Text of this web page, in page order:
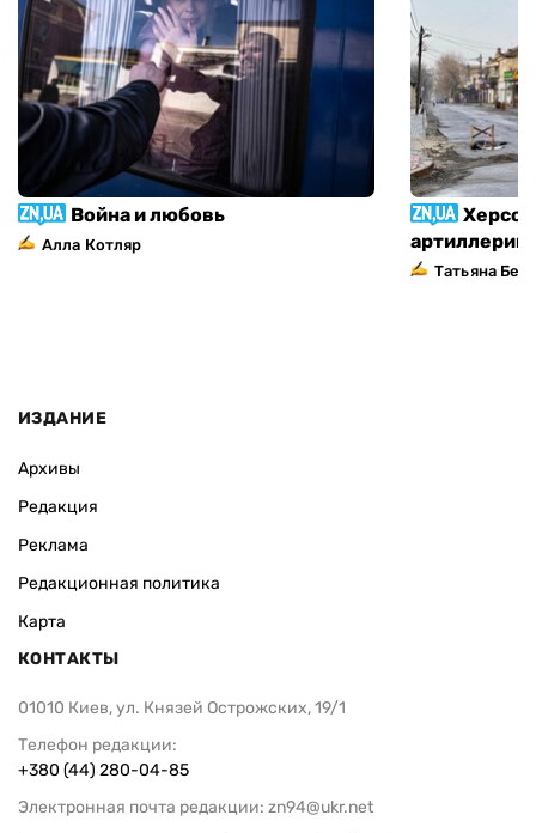
Война и любовь
Алла Котляр
Татьяна
ИЗДАНИЕ
Архивы
Редакция
Реклама
Редакционная политика
Карта
КОНТАКТЫ
01010 Киев, ул. Князей Острожских, 19/1
Телефон редакции:
+380 (44) 280-04-85
Электронная почта редакции: zn94@ukr.net